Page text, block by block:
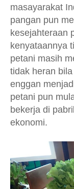
masayarakat
pangan pun
kesejahteraan
kenyataannya
petani masih
tidak heran
enggan
petani pun
bekerja di
ekonomi.